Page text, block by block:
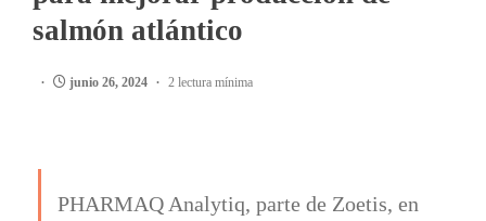
salmón atlántico
junio 26, 2024 2 lectura mínima
PHARMAQ Analytiq, parte de Zoetis, en